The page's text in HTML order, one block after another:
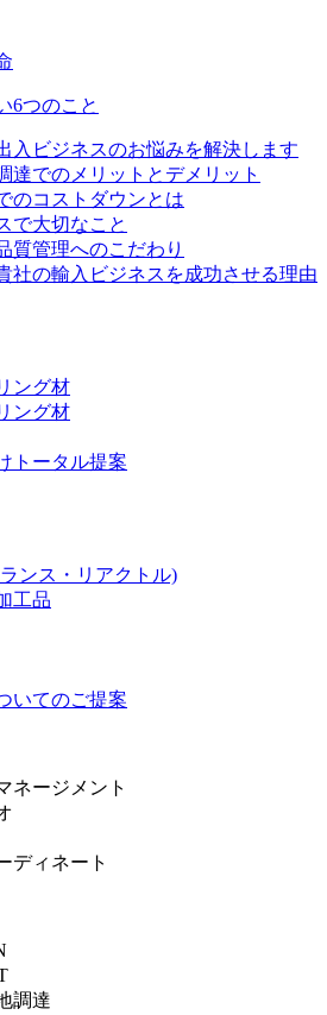
6つのこと
入ビジネスのお悩みを解決します
達でのメリットとデメリット
のコストダウンとは
で大切なこと
質管理へのこだわり
社の輸入ビジネスを成功させる理由
ング材
ング材
トータル提案
ンス・リアクトル)
工品
いてのご提案
ネージメント
ディネート
調達